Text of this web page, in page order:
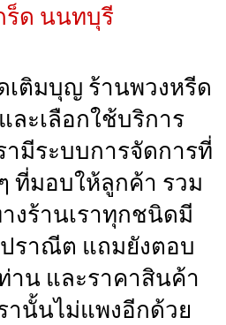
ร็ด นนทบุรี
เติมบุญ ร้านพวงหรีด
ละเลือกใช้บริการ
ามีระบบการจัดการที่
ที่มอบให้ลูกค้า รวม
งร้านเราทุกชนิดมี
ราณีต แถมยังตอบ
าน และราคาสินค้า
านั้นไม่แพงอีกด้วย